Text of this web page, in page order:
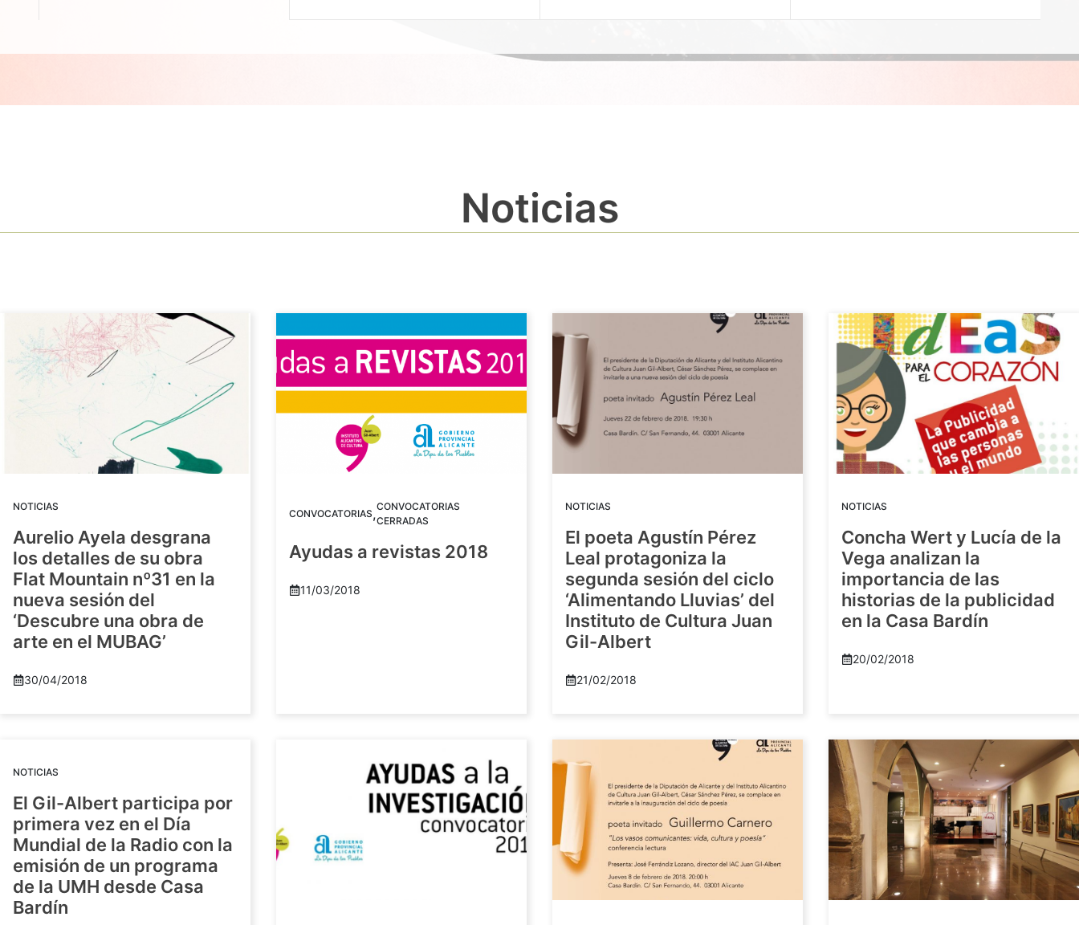
Noticias
NOTICIAS
Aurelio Ayela desgrana
los detalles de su obra
Flat Mountain nº31 en la
nueva sesión del
‘Descubre una obra de
arte en el MUBAG’
30/04/2018
CONVOCATORIAS,CONVOCATORIAS
CERRADAS
Ayudas a revistas 2018
11/03/2018
NOTICIAS
El poeta Agustín Pérez
Leal protagoniza la
segunda sesión del ciclo
‘Alimentando Lluvias’ del
Instituto de Cultura Juan
Gil-Albert
21/02/2018
NOTICIAS
Concha Wert y Lucía de la
Vega analizan la
importancia de las
historias de la publicidad
en la Casa Bardín
20/02/2018
NOTICIAS
El Gil-Albert participa por
primera vez en el Día
Mundial de la Radio con la
emisión de un programa
de la UMH desde Casa
Bardín